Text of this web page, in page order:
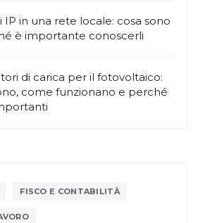
IP in una rete locale: cosa sono
è importante conoscerli
di carica per il fotovoltaico:
come funzionano e perché
FISCO E CONTABILITÀ